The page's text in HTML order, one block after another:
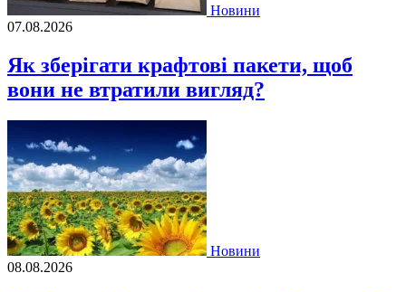
Новини
07.08.2026
Як зберігати крафтові пакети, щоб
вони не втратили вигляд?
Новини
08.08.2026